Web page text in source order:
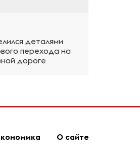
деталями
перехода на
дороге
О сайте